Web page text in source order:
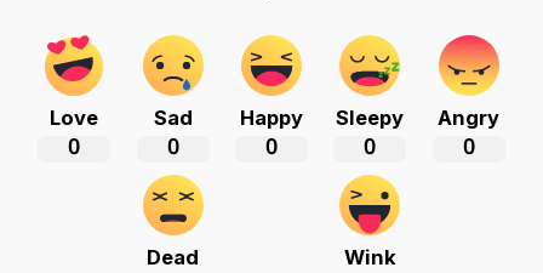
Love
0
Sad
0
Happy
0
Sleepy
0
Angry
0
Dead Wink